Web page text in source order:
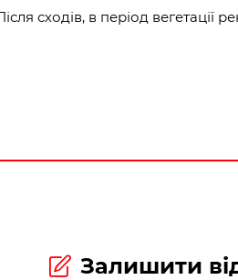
сходів, в період вегетації
Залишити